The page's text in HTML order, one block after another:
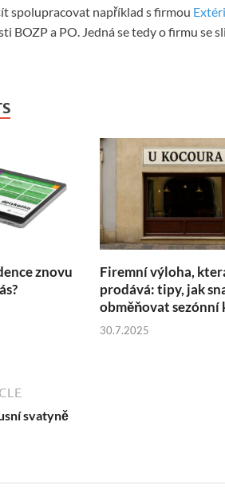
spolupracovat například s firmou
BOZP a PO. Jedná se tedy o firmu se
znovu
Firemní výloha,
prodává: tipy, jak
obměňovat sezónní
30.7.2025
svatyně